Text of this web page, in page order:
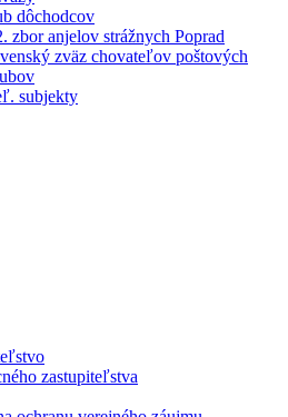
dôchodcov
zbor anjelov strážnych Poprad
zväz chovateľov poštových
subjekty
zastupiteľstva